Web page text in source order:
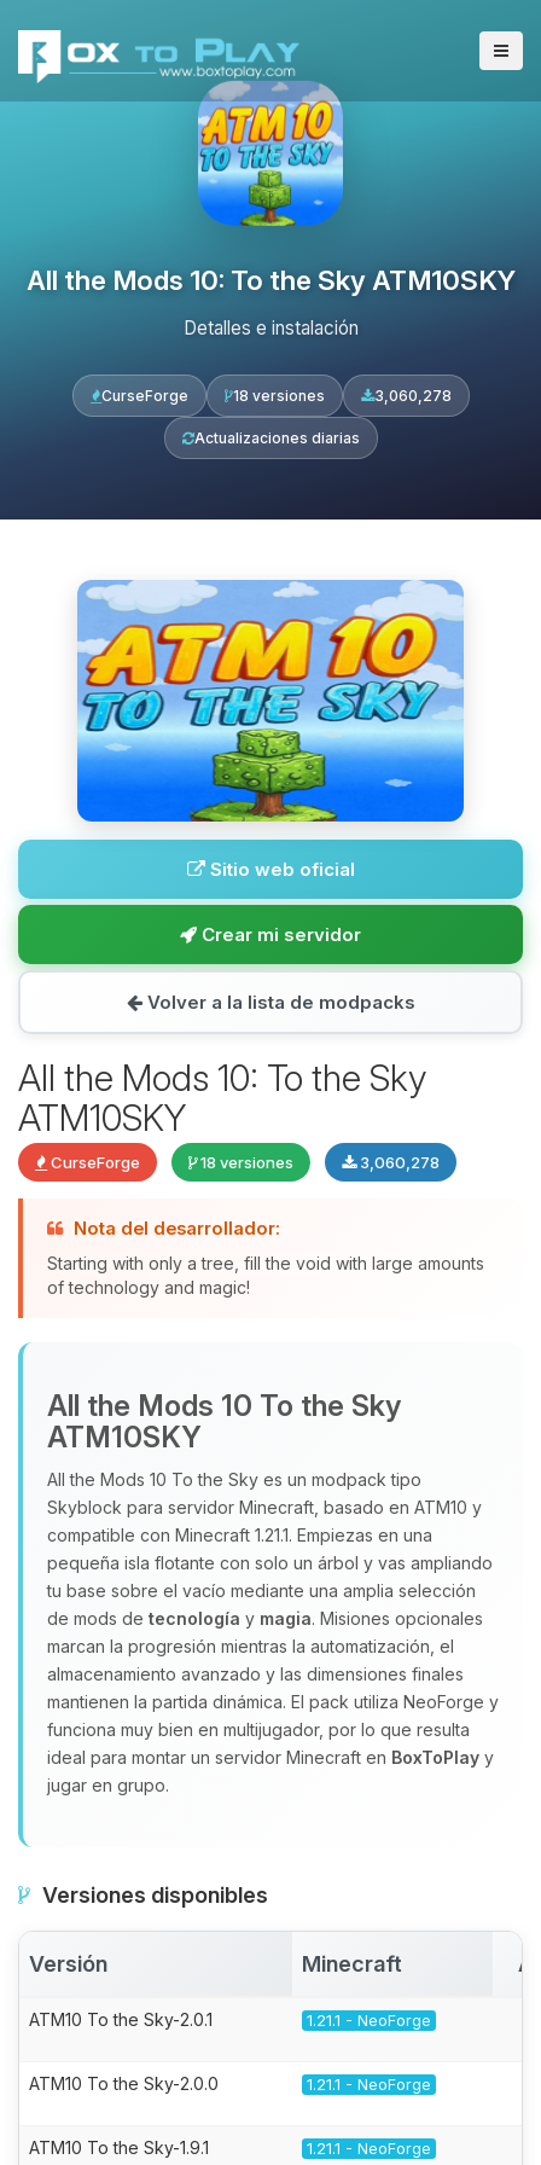
All the Mods 10: To the Sky ATM10SKY
Detalles e instalación
CurseForge 18 versiones 3,060,278
Actualizaciones diarias
Sitio web oficial
Crear mi servidor
Volver a la lista de modpacks
All the Mods 10: To the Sky
ATM10SKY
CurseForge 18 versiones 3,060,278
Nota del desarrollador:
Starting with only a tree, fill the void with large amounts
of technology and magic!
All the Mods 10 To the Sky
ATM10SKY
All the Mods 10 To the Sky es un modpack tipo
Skyblock para servidor Minecraft, basado en ATM10 y
compatible con Minecraft 1.21.1. Empiezas en una
pequeña isla flotante con solo un árbol y vas ampliando
tu base sobre el vacío mediante una amplia selección
de mods de tecnología y magia. Misiones opcionales
marcan la progresión mientras la automatización, el
almacenamiento avanzado y las dimensiones finales
mantienen la partida dinámica. El pack utiliza NeoForge y
funciona muy bien en multijugador, por lo que resulta
ideal para montar un servidor Minecraft en BoxToPlay y
jugar en grupo.
Versiones disponibles
Versión Minecraft
ATM10 To the Sky-2.0.1 1.21.1 - NeoForge
ATM10 To the Sky-2.0.0 1.21.1 - NeoForge
ATM10 To the Sky-1.9.1 1.21.1 - NeoForge
asistente de BoxToPlay. Cuentame
que necesitas y moveré mis
06/08/2026 06:06